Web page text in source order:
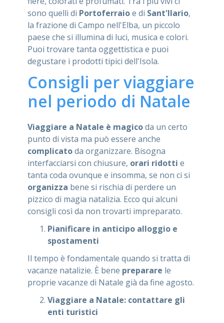
sono quelli di Portoferraioe di Sant'Ilario,
la frazione di Campo nell'Elba, un piccolo
paese che si illumina di luci, musica e colori.
Puoi trovare tanta oggettistica e puoi
degustare i prodotti tipici dell'Isola.
Consigli per viaggiare
nel periodo di Natale
Viaggiare a Natale è magicoda un certo
punto di vista ma può essere anche
complicatoda organizzare. Bisogna
interfacciarsi con chiusure, orari ridotti e
tanta coda ovunque e insomma, se non ci si
organizza bene si rischia di perdere un
pizzico di magia natalizia. Ecco qui alcuni
consigli così da non trovarti impreparato.
Pianificare in anticipo alloggio e
spostamenti
Il tempo è fondamentale quando si tratta di
vacanze natalizie. È bene preparare le
proprie vacanze di Natale già da fine agosto.
Viaggiare a Natale: contattare gli
enti turistici